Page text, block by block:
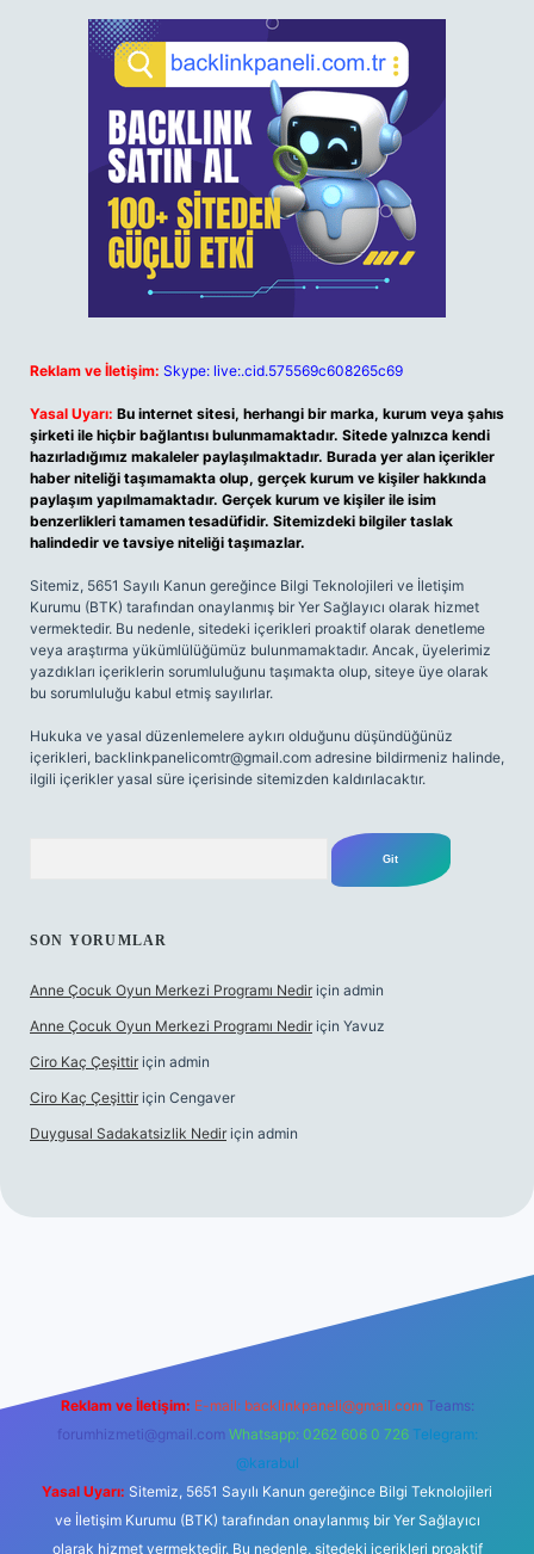
Reklam ve İletişim: Skype: live:.cid.575569c608265c69
Yasal Uyarı: Bu internet sitesi, herhangi bir marka, kurum veya şahıs
şirketi ile hiçbir bağlantısı bulunmamaktadır. Sitede yalnızca kendi
hazırladığımız makaleler paylaşılmaktadır. Burada yer alan içerikler
haber niteliği taşımamakta olup, gerçek kurum ve kişiler hakkında
paylaşım yapılmamaktadır. Gerçek kurum ve kişiler ile isim
benzerlikleri tamamen tesadüfidir. Sitemizdeki bilgiler taslak
halindedir ve tavsiye niteliği taşımazlar.
Sitemiz, 5651 Sayılı Kanun gereğince Bilgi Teknolojileri ve İletişim
Kurumu (BTK) tarafından onaylanmış bir Yer Sağlayıcı olarak hizmet
vermektedir. Bu nedenle, sitedeki içerikleri proaktif olarak denetleme
veya araştırma yükümlülüğümüz bulunmamaktadır. Ancak, üyelerimiz
yazdıkları içeriklerin sorumluluğunu taşımakta olup, siteye üye olarak
bu sorumluluğu kabul etmiş sayılırlar.
Hukuka ve yasal düzenlemelere aykırı olduğunu düşündüğünüz
içerikleri, backlinkpanelicomtr@gmail.com adresine bildirmeniz halinde,
ilgili içerikler yasal süre içerisinde sitemizden kaldırılacaktır.
SON YORUMLAR
Anne Çocuk Oyun Merkezi Programı Nedir için admin
Anne Çocuk Oyun Merkezi Programı Nedir için Yavuz
Ciro Kaç Çeşittir için admin
Ciro Kaç Çeşittir için Cengaver
Duygusal Sadakatsizlik Nedir için admin
Reklam ve İletişim: E-mail: backlinkpaneli@gmail.com Teams:
forumhizmeti@gmail.com Whatsapp: 0262 606 0 726 Telegram:
@karabul
Yasal Uyarı: Sitemiz, 5651 Sayılı Kanun gereğince Bilgi Teknolojileri
ve İletişim Kurumu (BTK) tarafından onaylanmış bir Yer Sağlayıcı
olarak hizmet vermektedir. Bu nedenle, sitedeki içerikleri proaktif